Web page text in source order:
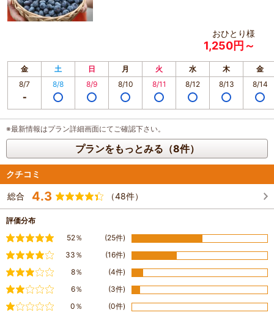
おひとり様
1,250円～
金 土 日 月 火 水 木
金
8/7
8/8 8/9 8/10 8/11 8/12 8/13 8/14
※最新情報はプラン詳細画面にてご確認下さい。
プランをもっとみる（8件）
クチコミ
総合 4.3 （48件）
評価分布
満足52％ (25件)
やや満足
33％ (16件)
8％ (4件)
やや不満
6％ (3件)
不満0％
(0件)